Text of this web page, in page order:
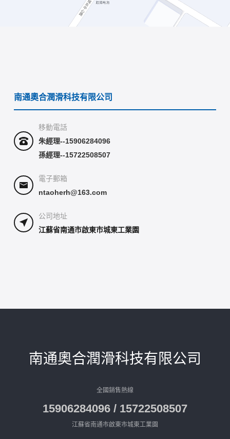
南通奧合潤滑科技有限公司
移動電話
朱經理--15906284096
孫經理--15722508507
電子郵箱
ntaoherh@163.com
公司地址
江蘇省南通市啟東市城東工業園
南通奧合潤滑科技有限公司
全國銷售熱線
15906284096 / 15722508507
江蘇省南通市啟東市城東工業園